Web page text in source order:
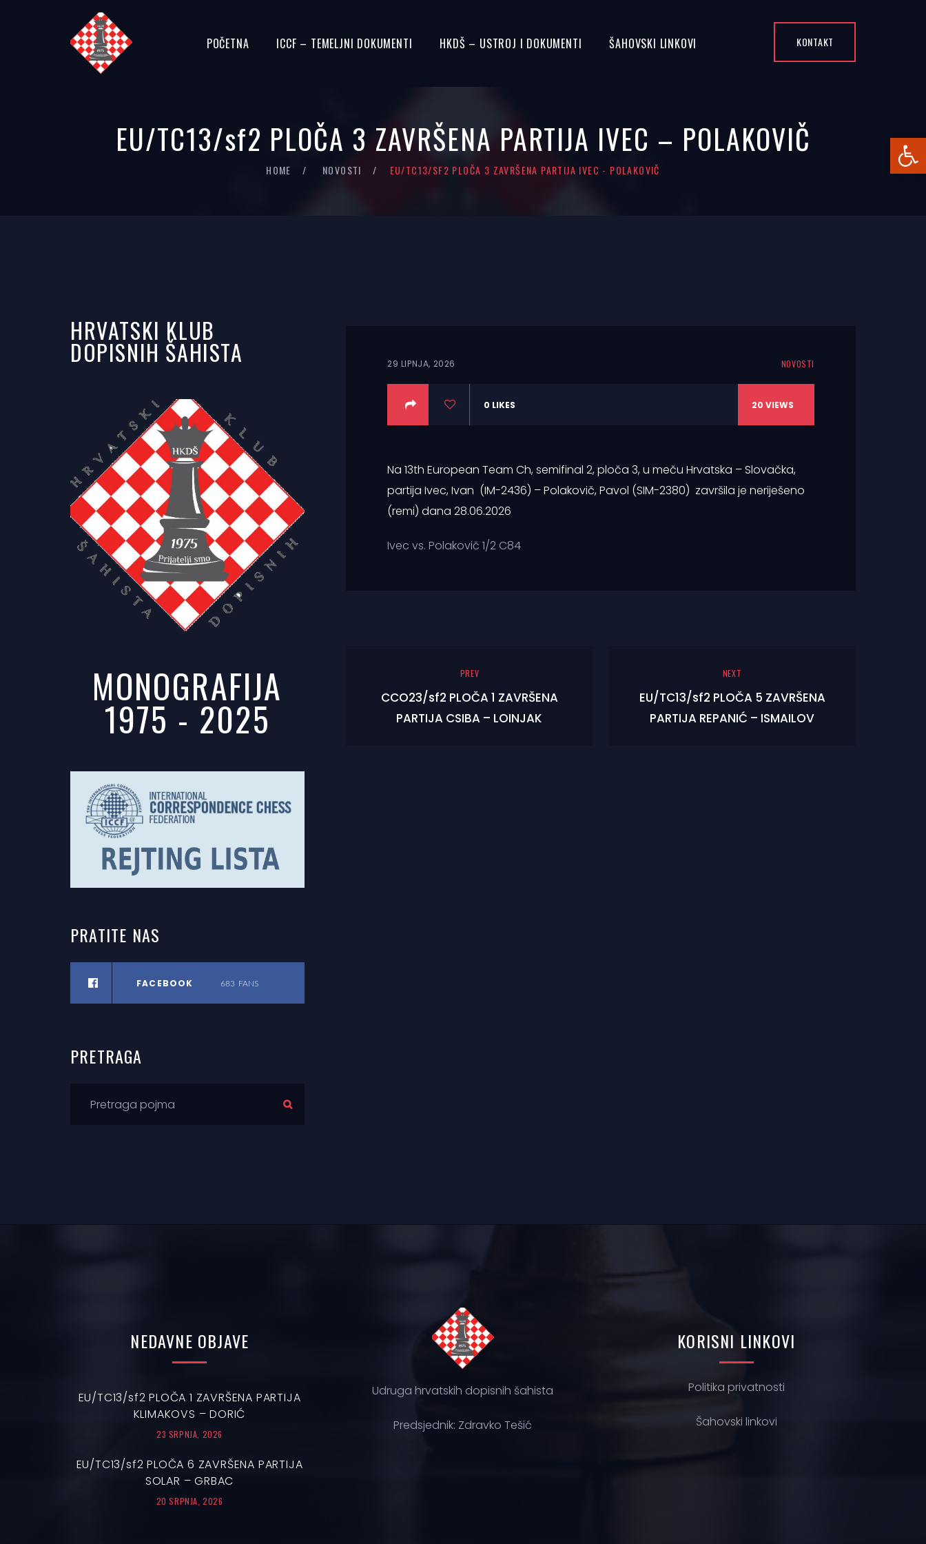
POČETNA ICCF – TEMELJNI DOKUMENTI HKDŠ – USTROJ I DOKUMENTI ŠAHOVSKI LINKOVI KONTAKT
EU/TC13/sf2 PLOČA 3 ZAVRŠENA PARTIJA IVEC – POLAKOVIČ
HOME NOVOSTI EU/TC13/SF2 PLOČA 3 ZAVRŠENA PARTIJA IVEC - POLAKOVIČ
29 LIPNJA, 2026 NOVOSTI
0 LIKES 20 VIEWS
Na 13th European Team Ch, semifinal 2, ploča 3, u meču Hrvatska – Slovačka,
partija Ivec, Ivan (IM-2436) – Polakovič, Pavol (SIM-2380) završila je neriješeno
(remi) dana 28.06.2026
Ivec vs. Polakovič 1/2 C84
PREV
CCO23/sf2 PLOČA 1 ZAVRŠENA
PARTIJA CSIBA – LOINJAK
NEXT
EU/TC13/sf2 PLOČA 5 ZAVRŠENA
PARTIJA REPANIĆ – ISMAILOV
HRVATSKI KLUB
DOPISNIH ŠAHISTA
MONOGRAFIJA
1975 - 2025
PRATITE NAS
FACEBOOK 683 FANS
PRETRAGA
NEDAVNE OBJAVE
EU/TC13/sf2 PLOČA 1 ZAVRŠENA PARTIJA
KLIMAKOVS – DORIĆ
23 SRPNJA, 2026
EU/TC13/sf2 PLOČA 6 ZAVRŠENA PARTIJA
SOLAR – GRBAC
20 SRPNJA, 2026
Udruga hrvatskih dopisnih šahista
Predsjednik: Zdravko Tešić
KORISNI LINKOVI
Politika privatnosti
Šahovski linkovi